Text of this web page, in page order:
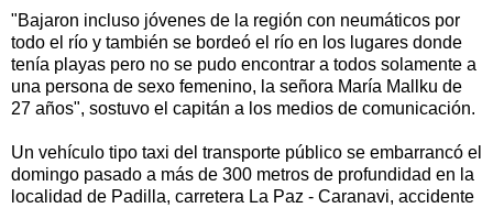
"Bajaron incluso jóvenes de la región con neumáticos por
todo el río y también se bordeó el río en los lugares donde
tenía playas pero no se pudo encontrar a todos solamente a
una persona de sexo femenino, la señora María Mallku de
27 años", sostuvo el capitán a los medios de comunicación.
Un vehículo tipo taxi del transporte público se embarrancó el
domingo pasado a más de 300 metros de profundidad en la
localidad de Padilla, carretera La Paz - Caranavi, accidente